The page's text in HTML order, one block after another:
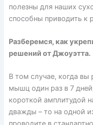
полезны для наших
способны приводить к
Разберемся, как
решений от Джоуэтта.
В том случае, когда вы
мышц один раз в 7
короткой амплитудой
дважды – то на одной